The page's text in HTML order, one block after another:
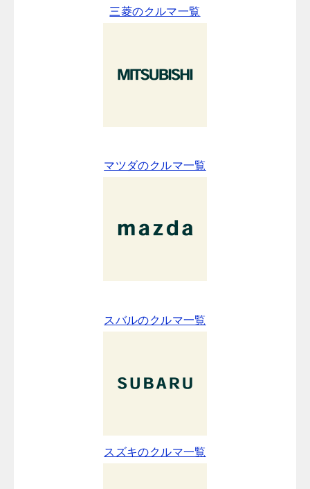
三菱のクルマ一覧
マツダのクルマ一覧
スバルのクルマ一覧
スズキのクルマ一覧